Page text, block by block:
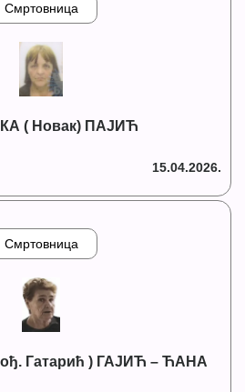
Смртовница
( Новак) ПАЈИЋ
15.04.2026.
Смртовница
Гатарић ) ГАЈИЋ – ЋАНА